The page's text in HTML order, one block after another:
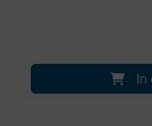
In